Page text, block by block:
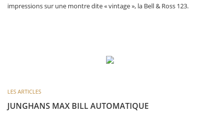
impressions sur une montre dite « vintage », la Bell & Ross 123.
LES ARTICLES
JUNGHANS MAX BILL AUTOMATIQUE